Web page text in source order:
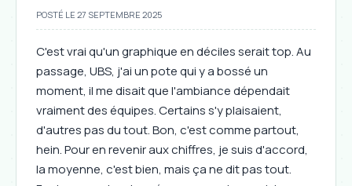
POSTÉ LE 27 SEPTEMBRE 2025
C'est vrai qu'un graphique en déciles serait top. Au
passage, UBS, j'ai un pote qui y a bossé un
moment, il me disait que l'ambiance dépendait
vraiment des équipes. Certains s'y plaisaient,
d'autres pas du tout. Bon, c'est comme partout,
hein. Pour en revenir aux chiffres, je suis d'accord,
la moyenne, c'est bien, mais ça ne dit pas tout.